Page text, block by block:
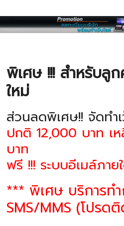
พิเศษ !!! สำหรับลู
ใหม่
ส่วนลดพิเศษ!! จัดทำ
ปกติ 12,000 บาท เ
บาท
ฟรี !!! ระบบอีเมล์ภาย
*** พิเศษ บริการท
SMS/MMS (โปร